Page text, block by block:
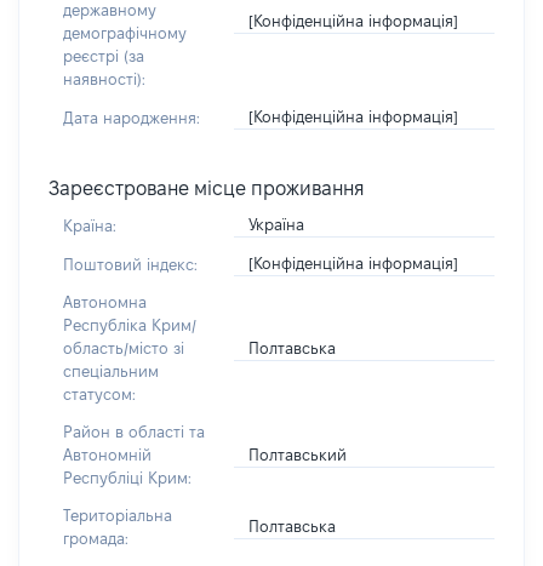
державному
демографічному
реєстрі (за
наявності):
[Конфіденційна інформація]
Дата народження: [Конфіденційна інформація]
Зареєстроване місце проживання
Країна: Україна
Поштовий індекс: [Конфіденційна інформація]
Автономна
Республіка Крим/
область/місто зі
спеціальним
статусом:
Полтавська
Район в області та
Автономній
Республіці Крим:
Полтавський
Територіальна
громада:
Полтавська